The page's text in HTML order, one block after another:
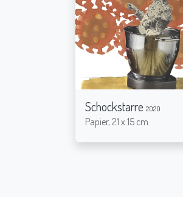
Schockstarre 2020
Papier, 21 x 15 cm